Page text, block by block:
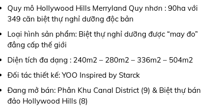
Quy mô Hollywood Hills Merryland Quy nhơn : 90ha với
349 căn biệt thự nghỉ dưỡng độc bản
Loại hình sản phẩm: Biệt thự nghỉ dưỡng được “may đo”
đẳng cấp thế giới
Diện tích đa dạng : 240m2 – 280m2 – 336m2 – 504m2
Đối tác thiết kế: YOO Inspired by Starck
Đang mở bán: Phân Khu Canal District (9) & Biệt thự bán
đảo Hollywood Hills (8)